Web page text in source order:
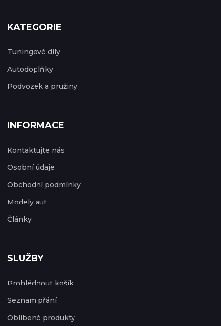
KATEGORIE
Tuningové díly
Autodoplňky
Podvozek a pružiny
INFORMACE
Kontaktujte nás
Osobní údaje
Obchodní podmínky
Modely aut
Články
SLUŽBY
Prohlédnout košík
Seznam přání
Oblíbené produkty